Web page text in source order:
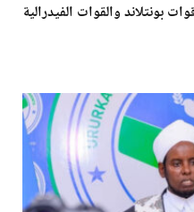
بونتلاند والقوات الفيدرالية